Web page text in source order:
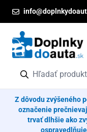
Z dôvodu zvýšeného
označenie
trvať dlhšie ako